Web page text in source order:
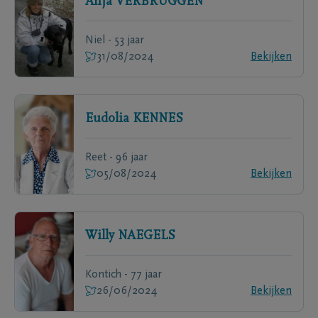
Niel - 53 jaar
31/08/2024
Bekijken
Eudolia KENNES
Reet - 96 jaar
05/08/2024
Bekijken
Willy NAEGELS
Kontich - 77 jaar
26/06/2024
Bekijken